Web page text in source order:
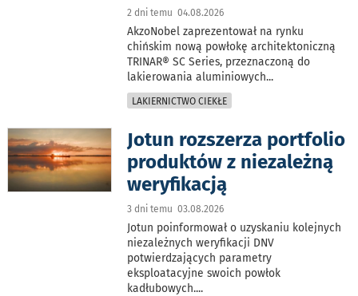
2 dni temu 04.08.2026
AkzoNobel zaprezentował na rynku
chińskim nową powłokę architektoniczną
TRINAR® SC Series, przeznaczoną do
lakierowania aluminiowych...
LAKIERNICTWO CIEKŁE
Jotun rozszerza portfolio
produktów z niezależną
weryfikacją
3 dni temu 03.08.2026
Jotun poinformował o uzyskaniu kolejnych
niezależnych weryfikacji DNV
potwierdzających parametry
eksploatacyjne swoich powłok
kadłubowych....